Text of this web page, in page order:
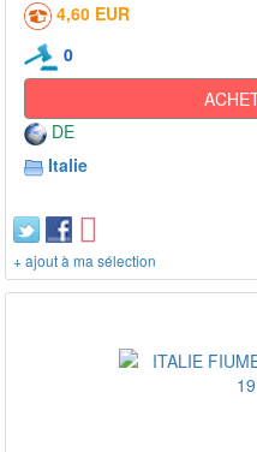
4,60 EUR
0
DE
Italie
+ ajout à ma sélection